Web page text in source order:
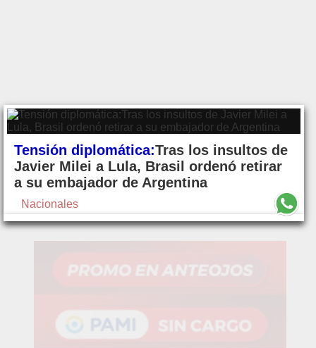
Tensión diplomática:Tras los insultos de
Javier Milei a Lula, Brasil ordenó retirar
a su embajador de Argentina
Nacionales